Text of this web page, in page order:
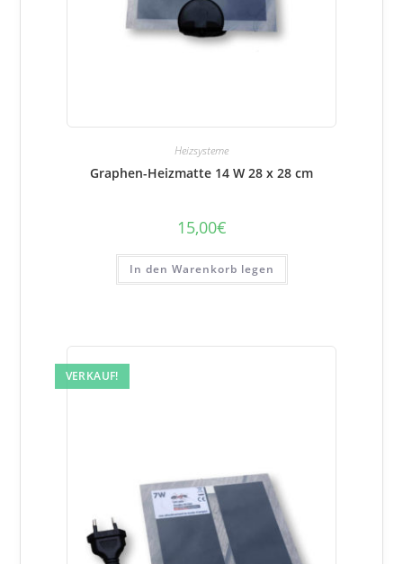
Heizsysteme
Graphen-Heizmatte 14 W 28 x 28 cm
15,00€
In den Warenkorb legen
VERKAUF!